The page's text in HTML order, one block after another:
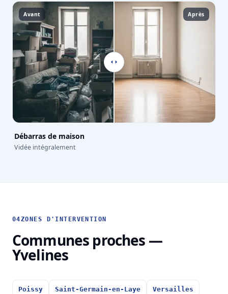
Avant Après
Débarras de maison
Vidée intégralement
04ZONES D'INTERVENTION
Communes proches —
Yvelines
Poissy Saint-Germain-en-Laye Versailles